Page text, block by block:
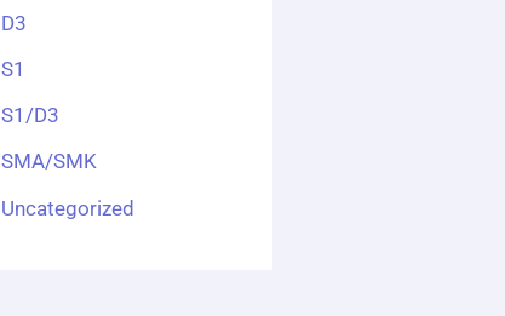
D3
S1
S1/D3
SMA/SMK
Uncategorized